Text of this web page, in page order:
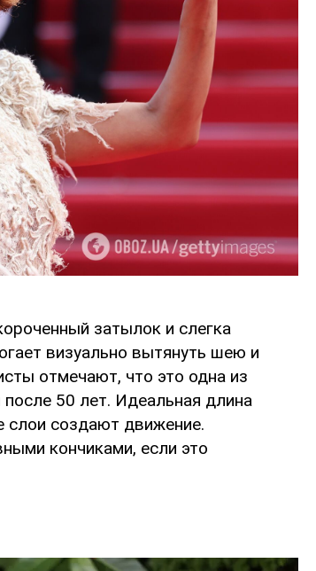
затылок и слегка
визуально вытянуть шею и
отмечают, что это одна из
50 лет. Идеальная длина
слои создают движение.
кончиками, если это